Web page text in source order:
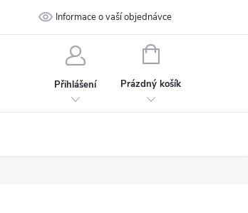
Ochrana osobních údajů Kontakt
Informace o vaší objednávce
Přihlášení
NÁKUPNÍ
Prázdný košík